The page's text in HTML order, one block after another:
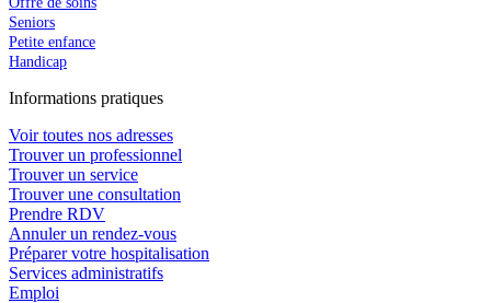
Seniors
Petite enfance
Handicap
Informations pratiques
Voir toutes nos adresses
Trouver un professionnel
Trouver un service
Trouver une consultation
Prendre RDV
Annuler un rendez-vous
Préparer votre hospitalisation
Services administratifs
Emploi​